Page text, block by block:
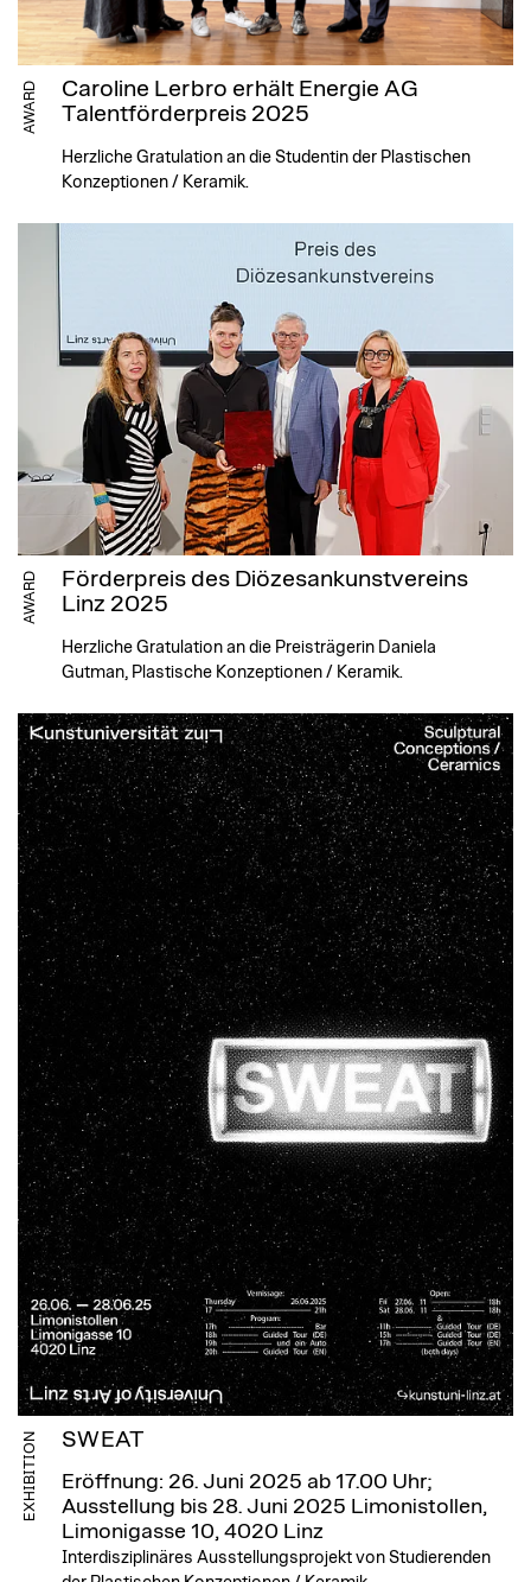
AWARD
Caroline Lerbro erhält Energie AG
Talentförderpreis 2025
Herzliche Gratulation an die Studentin der Plastischen
Konzeptionen / Keramik.
AWARD
Förderpreis des Diözesankunstvereins
Linz 2025
Herzliche Gratulation an die Preisträgerin Daniela
Gutman, Plastische Konzeptionen / Keramik.
EXHIBITION SWEAT
Eröffnung: 26. Juni 2025 ab 17.00 Uhr;
Ausstellung bis 28. Juni 2025 Limonistollen,
Limonigasse 10, 4020 Linz
Interdisziplinäres Ausstellungsprojekt von Studierenden